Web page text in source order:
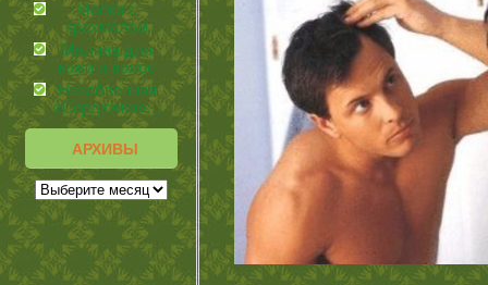
Маски с
крахмалом
Малина для
кожи и волос
Незабвенная
«Сердючка»…
АРХИВЫ